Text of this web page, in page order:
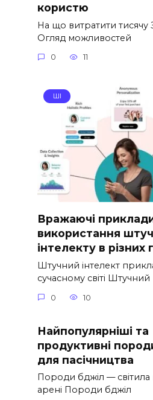
користю
На що витратити тисячу
Огляд можливостей
0 11
ШІ
Вражаючі
використання
інтелекту в різних
Штучний інтелект
сучасному світі Штучний
0 10
Найпопулярніші та
продуктивні
для пасічництва
Породи бджіл — світила
арені Породи бджіл